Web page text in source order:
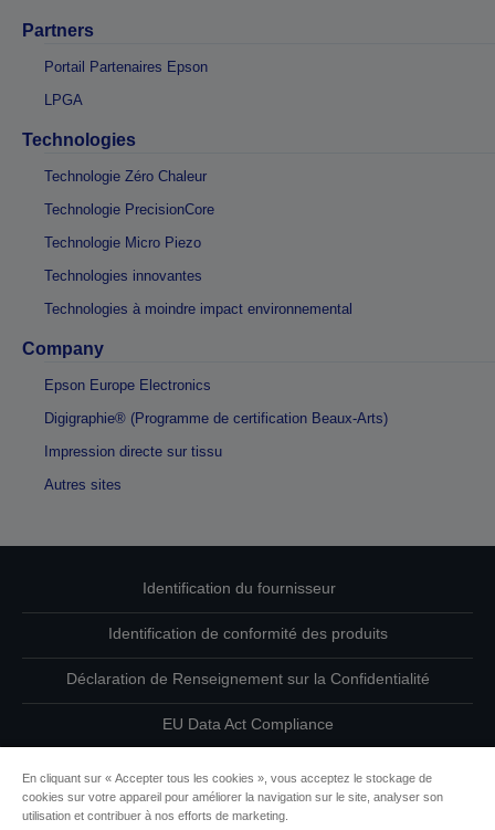
Partners
Portail Partenaires Epson
LPGA
Technologies
Technologie Zéro Chaleur
Technologie PrecisionCore
Technologie Micro Piezo
Technologies innovantes
Technologies à moindre impact environnemental
Company
Epson Europe Electronics
Digigraphie® (Programme de certification Beaux-Arts)
Impression directe sur tissu
Autres sites
Identification du fournisseur
Identification de conformité des produits
Déclaration de Renseignement sur la Confidentialité
EU Data Act Compliance
Informations sur les cookies
En cliquant sur « Accepter tous les cookies », vous acceptez le stockage de
cookies sur votre appareil pour améliorer la navigation sur le site, analyser son
utilisation et contribuer à nos efforts de marketing.